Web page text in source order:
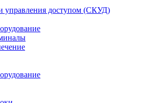
управления доступом (СКУД)